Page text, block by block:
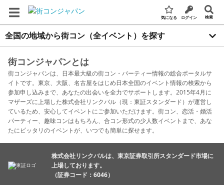
気になる ログイン 検索
全国の地域から街コン（全イベント）を探す
街コンジャパンとは
街コンジャパンは、日本最大級の街コン・パーティー情報の総合ポータルサ
イトです。東京、大阪、名古屋をはじめ日本全国のイベント情報の検索から
参加申し込みまで、あなたの出会いを全力でサポートします。2015年4月に
マザーズに上場した株式会社リンクバル（現：東証スタンダード）が運営し
ているため、安心してイベントにご参加いただけます。街コン、恋活・婚活
パーティー、趣味コンはもちろん、合コン形式の少人数イベントまで、あな
たにピッタリのイベントが、いつでも簡単に探せます。
株式会社リンクバルは、東京証券取引所スタンダード市場に
上場しております。
（証券コード：6046）